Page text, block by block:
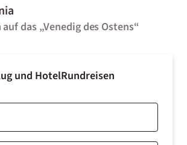
das „Venedig des Ostens“
und HotelRundreisen